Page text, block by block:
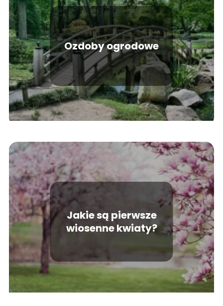
Ozdoby ogrodowe
Jakie są pierwsze
wiosenne kwiaty?